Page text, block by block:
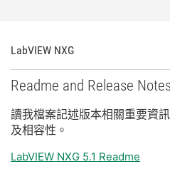
LabVIEW NXG
Readme and Release
讀我檔案記述版本相關重要資訊
及相容性。
LabVIEW NXG 5.1 Readme